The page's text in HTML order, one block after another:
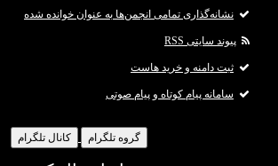
نشانه‌گذاری تمامی انجمن‌ها به عنوان خوانده شده
پیوند سایتی RSS
ثبت دامنه و خرید هاست
سامانه پیام کوتاه و پیام صوتی
گروه تلگرام کانال تلگرام